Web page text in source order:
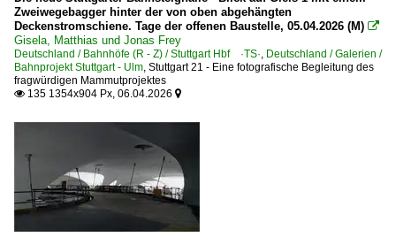
Zweiwegebagger hinter der von oben abgehängten
Deckenstromschiene. Tage der offenen Baustelle, 05.04.2026 (M) 
Gisela, Matthias und Jonas Frey
Deutschland / Bahnhöfe (R - Z) / Stuttgart Hbf ·TS·, Deutschland / Galerien /
Bahnprojekt Stuttgart - Ulm, Stuttgart 21 - Eine fotografische Begleitung des
fragwürdigen Mammutprojektes
 135 1354x904 Px, 06.04.2026 